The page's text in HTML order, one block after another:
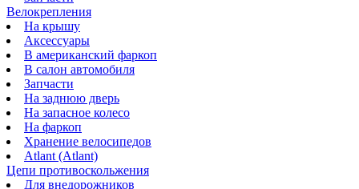
Велокрепления
На крышу
Аксессуары
В американский фаркоп
В салон автомобиля
Запчасти
На заднюю дверь
На запасное колесо
На фаркоп
Хранение велосипедов
Atlant (Atlant)
Цепи противоскольжения
Для внедорожников